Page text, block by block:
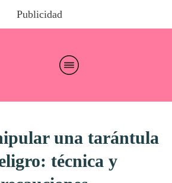
Publicidad
una tarántula
técnica y